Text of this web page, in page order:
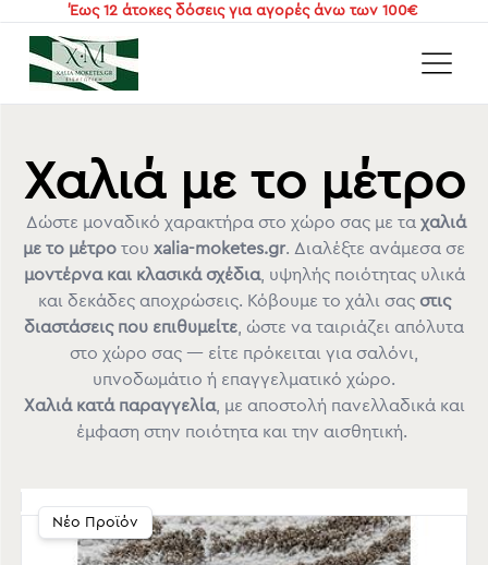
Έως 12 άτοκες δόσεις για αγορές άνω των 100€
Αρχική
Χαλιά με το μέτρο
Δώστε μοναδικό χαρακτήρα στο χώρο σας με τα χαλιά
με το μέτρο του xalia-moketes.gr. Διαλέξτε ανάμεσα σε
μοντέρνα και κλασικά σχέδια, υψηλής ποιότητας υλικά
και δεκάδες αποχρώσεις. Κόβουμε το χάλι σας στις
διαστάσεις που επιθυμείτε , ώστε να ταιριάζει απόλυτα
στο χώρο σας — είτε πρόκειται για σαλόνι,
υπνοδωμάτιο ή επαγγελματικό χώρο.
Χαλιά κατά παραγγελία, με αποστολή πανελλαδικά και
έμφαση στην ποιότητα και την αισθητική.
Νέο Προϊόν